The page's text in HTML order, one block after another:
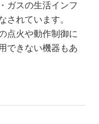
ガスの生活インフ
されています。
点火や動作制御に
できない機器もあ